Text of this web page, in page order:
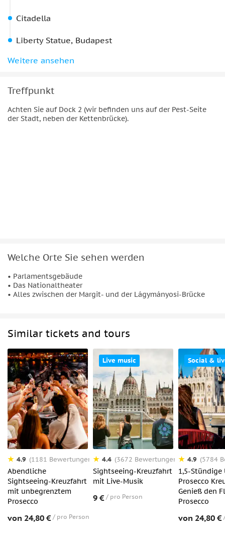
Citadella
Liberty Statue, Budapest
National Theater, Budapest
Weitere ansehen
Treffpunkt
Achten Sie auf Dock 2 (wir befinden uns auf der Pest-Seite
der Stadt, neben der Kettenbrücke).
Welche Orte Sie sehen werden
• Parlamentsgebäude
• Das Nationaltheater
• Alles zwischen der Margit- und der Lágymányosi-Brücke
Similar tickets and tours
4.9 (1181 Bewertungen)
Abendliche
Sightseeing-Kreuzfahrt
mit unbegrenztem
Prosecco
von 24,80 € pro Person
Live music
4.4 (3672 Bewertungen)
Sightseeing-Kreuzfahrt
mit Live-Musik
9 € pro Person
Social &
4.9 (5784
1,5-
Prosecco
Genieß den
Prosecco
von 24,80 €